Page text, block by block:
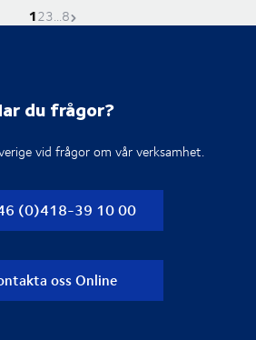
Nuvarande sida är
1Gå till sidan
2Gå till sidan
3...Gå till sidan
8Nästa sida
du frågor?
vid frågor om vår verksamhet.
(0)418-39 10 00
oss Online